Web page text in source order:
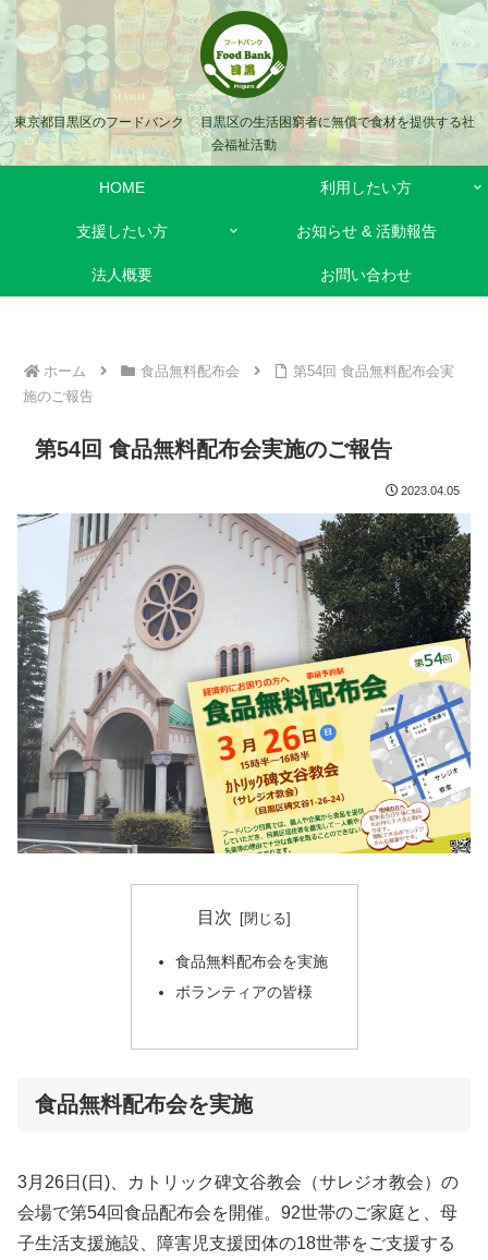
東京都目黒区のフードバンク 目黒区の生活困窮者に無償で食材を提供する社
会福祉活動
HOME 利用したい方
支援したい方 お知らせ & 活動報告
法人概要 お問い合わせ
ホーム 食品無料配布会
第54回 食品無料配布会実
施のご報告
第54回 食品無料配布会実施のご報告
2023.04.05
目次
食品無料配布会を実施
ボランティアの皆様
食品無料配布会を実施
3月26日(日)、カトリック碑文谷教会（サレジオ教会）の
会場で第54回食品配布会を開催。92世帯のご家庭と、母
子生活支援施設、障害児支援団体の18世帯をご支援する